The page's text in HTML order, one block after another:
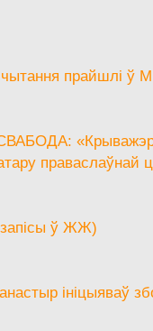
прайшлі ў
праваслаўнай
ў ЖЖ)
ініцыяваў